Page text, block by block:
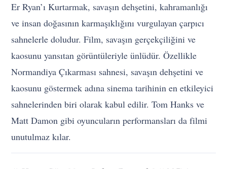
Er Ryan’ı Kurtarmak, savaşın dehşetini, kahramanlığı
ve insan doğasının karmaşıklığını vurgulayan çarpıcı
sahnelerle doludur. Film, savaşın gerçekçiliğini ve
kaosunu yansıtan görüntüleriyle ünlüdür. Özellikle
Normandiya Çıkarması sahnesi, savaşın dehşetini ve
kaosunu göstermek adına sinema tarihinin en etkileyici
sahnelerinden biri olarak kabul edilir. Tom Hanks ve
Matt Damon gibi oyuncuların performansları da filmi
unutulmaz kılar.